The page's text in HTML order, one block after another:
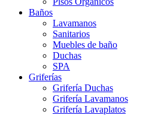
Baños
Lavamanos
Sanitarios
Muebles de baño
Duchas
SPA
Griferías
Grifería Duchas
Grifería Lavamanos
Grifería Lavaplatos